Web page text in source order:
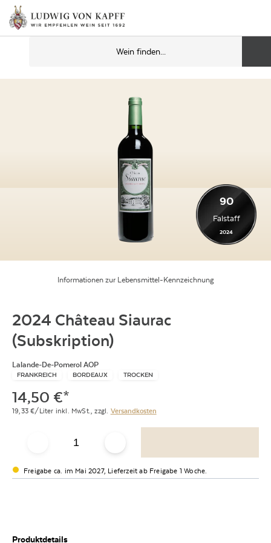
Informationen zur Lebensmittel-Kennzeichnung
90
Falstaff
2024
2024 Château Siaurac
(Subskription)
Lalande-De-Pomerol AOP
FRANKREICH BORDEAUX TROCKEN
14,50 €*
19,33 €/Liter inkl. MwSt., zzgl. Versandkosten
Freigabe ca. im Mai 2027, Lieferzeit ab Freigabe 1 Woche.
Produktdetails